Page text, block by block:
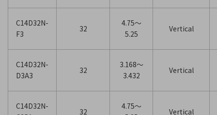
C14D32N-
F3
32
4.75〜
5.25
Vertical
C14D32N-
D3A3
32
3.168〜
3.432
Vertical
C14D32N-
32
4.75〜
Vertical